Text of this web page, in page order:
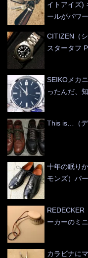
イトアイズ)
ールがパワ
CITIZEN（
スタータフ
SEIKOメカ
ったんだ、
This is…（デ
十年の眠り
モンズ）パ
ーカーのミ
カラビナに